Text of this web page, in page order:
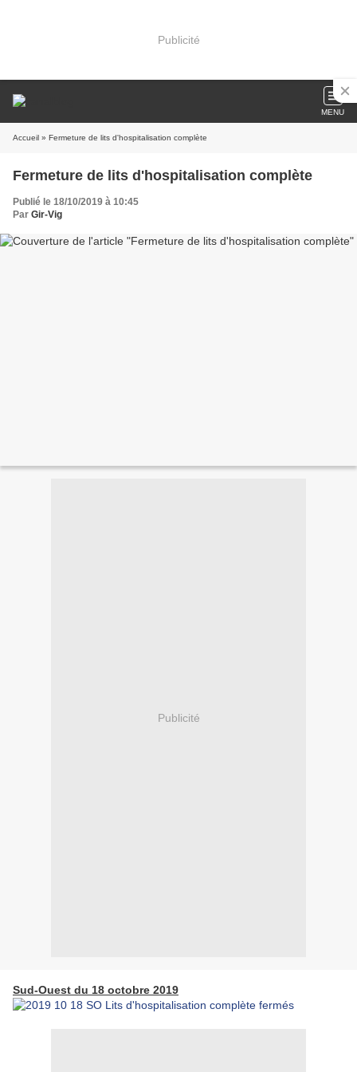
Publicité
MENU
Accueil » Fermeture de lits d'hospitalisation complète
Fermeture de lits d'hospitalisation complète
Publié le 18/10/2019 à 10:45
Par Gir-Vig
Publicité
Sud-Ouest du 18 octobre 2019